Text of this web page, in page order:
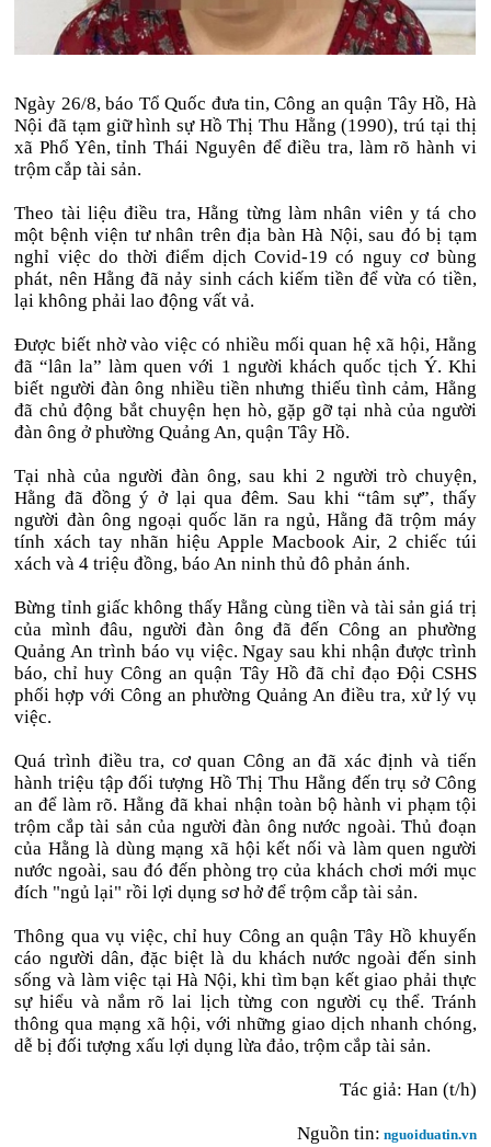
Ngày 26/8, báo Tổ Quốc đưa tin, Công an quận Tây Hồ, Hà
Nội đã tạm giữ hình sự Hồ Thị Thu Hằng (1990), trú tại thị
xã Phổ Yên, tỉnh Thái Nguyên để điều tra, làm rõ hành vi
trộm cắp tài sản.
Theo tài liệu điều tra, Hằng từng làm nhân viên y tá cho
một bệnh viện tư nhân trên địa bàn Hà Nội, sau đó bị tạm
nghỉ việc do thời điểm dịch Covid-19 có nguy cơ bùng
phát, nên Hằng đã nảy sinh cách kiếm tiền để vừa có tiền,
lại không phải lao động vất vả.
Được biết nhờ vào việc có nhiều mối quan hệ xã hội, Hằng
đã “lân la” làm quen với 1 người khách quốc tịch Ý. Khi
biết người đàn ông nhiều tiền nhưng thiếu tình cảm, Hằng
đã chủ động bắt chuyện hẹn hò, gặp gỡ tại nhà của người
đàn ông ở phường Quảng An, quận Tây Hồ.
Tại nhà của người đàn ông, sau khi 2 người trò chuyện,
Hằng đã đồng ý ở lại qua đêm. Sau khi “tâm sự”, thấy
người đàn ông ngoại quốc lăn ra ngủ, Hằng đã trộm máy
tính xách tay nhãn hiệu Apple Macbook Air, 2 chiếc túi
xách và 4 triệu đồng, báo An ninh thủ đô phản ánh.
Bừng tỉnh giấc không thấy Hằng cùng tiền và tài sản giá trị
của mình đâu, người đàn ông đã đến Công an phường
Quảng An trình báo vụ việc. Ngay sau khi nhận được trình
báo, chỉ huy Công an quận Tây Hồ đã chỉ đạo Đội CSHS
phối hợp với Công an phường Quảng An điều tra, xử lý vụ
việc.
Quá trình điều tra, cơ quan Công an đã xác định và tiến
hành triệu tập đối tượng Hồ Thị Thu Hằng đến trụ sở Công
an để làm rõ. Hằng đã khai nhận toàn bộ hành vi phạm tội
trộm cắp tài sản của người đàn ông nước ngoài. Thủ đoạn
của Hằng là dùng mạng xã hội kết nối và làm quen người
nước ngoài, sau đó đến phòng trọ của khách chơi mới mục
đích "ngủ lại" rồi lợi dụng sơ hở để trộm cắp tài sản.
Thông qua vụ việc, chỉ huy Công an quận Tây Hồ khuyến
cáo người dân, đặc biệt là du khách nước ngoài đến sinh
sống và làm việc tại Hà Nội, khi tìm bạn kết giao phải thực
sự hiểu và nắm rõ lai lịch từng con người cụ thể. Tránh
thông qua mạng xã hội, với những giao dịch nhanh chóng,
dễ bị đối tượng xấu lợi dụng lừa đảo, trộm cắp tài sản.
Tác giả: Han (t/h)
Nguồn tin: nguoiduatin.vn